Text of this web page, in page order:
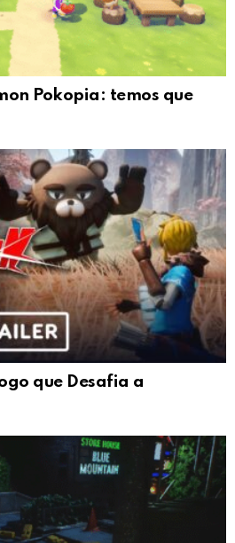
Pokopia: temos que
que Desafia a